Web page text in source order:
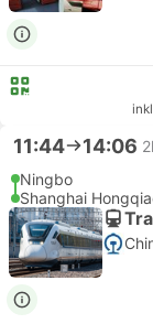
11:44 14:06
Ningbo
Shanghai